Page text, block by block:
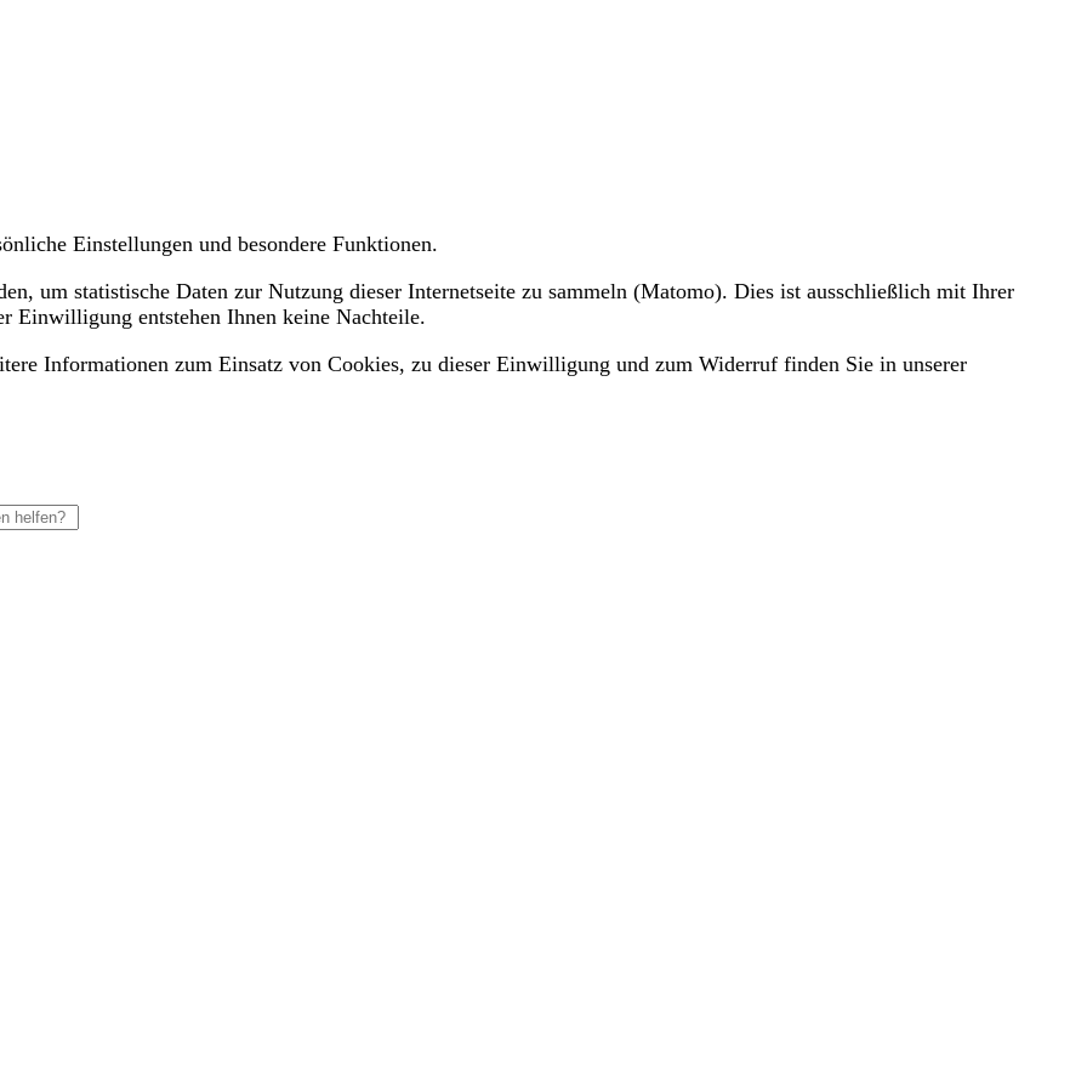
Einstellungen und besondere Funktionen.
um statistische Daten zur Nutzung dieser Internetseite zu sammeln (Matomo). Dies ist ausschließlich mit Ihrer
entstehen Ihnen keine Nachteile.
Informationen zum Einsatz von Cookies, zu dieser Einwilligung und zum Widerruf finden Sie in unserer